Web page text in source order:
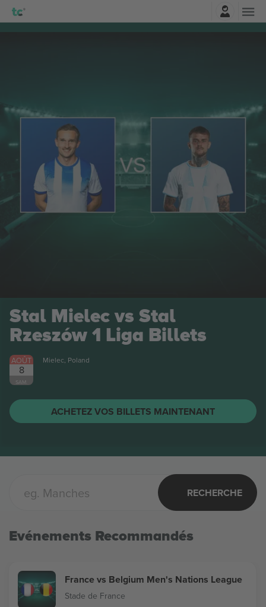
Korona Kielce vs Legia
Warszawa FC Ekstraklasa
Billets
AOÛT
8
ACHETEZ VOS BILLETS MAINTENANT
RECHERCHE
Evénements Recommandés
France vs Belgium Men's Nations League
Stade de France